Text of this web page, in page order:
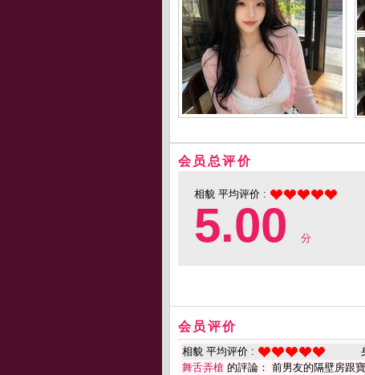
会员总评价
相貌 平均评价 :
5.00 分
会员评价
相貌 平均评价 :
舞舌弄槍 的評論： 前男友的隔壁房跟